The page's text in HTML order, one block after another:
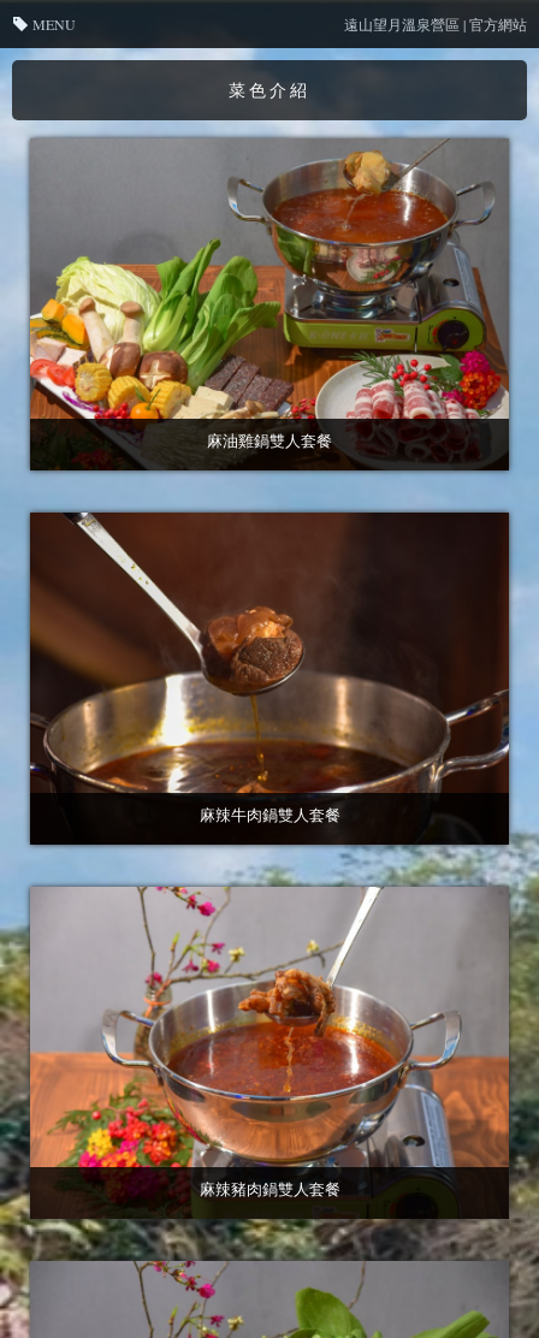
菜色介紹
麻油雞鍋雙人套餐
麻辣牛肉鍋雙人套餐
麻辣豬肉鍋雙人套餐
MENU 遠山望月溫泉營區 | 官方網站